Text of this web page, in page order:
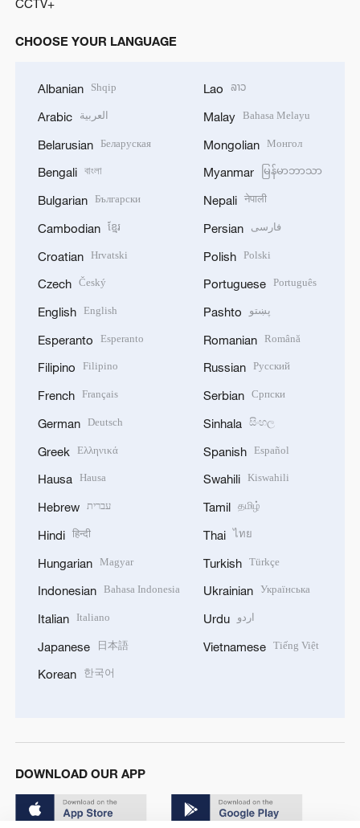
CCTV+
CHOOSE YOUR LANGUAGE
Albanian Shqip
Arabic العربية
Belarusian Беларуская
Bengali বাংলা
Bulgarian Български
Cambodian ខ្មែរ
Croatian Hrvatski
Czech Český
English English
Esperanto Esperanto
Filipino Filipino
French Français
German Deutsch
Greek Ελληνικά
Hausa Hausa
Hebrew עברית
Hindi हिन्दी
Hungarian Magyar
Indonesian Bahasa Indonesia
Italian Italiano
Japanese 日本語
Korean 한국어
Lao ລາວ
Malay Bahasa Melayu
Mongolian Монгол
Myanmar မြန်မာဘာသာ
Nepali नेपाली
Persian فارسی
Polish Polski
Portuguese Português
Pashto پښتو
Romanian Română
Russian Русский
Serbian Српски
Sinhala සිංහල
Spanish Español
Swahili Kiswahili
Tamil தமிழ்
Thai ไทย
Turkish Türkçe
Ukrainian Українська
Urdu اردو
Vietnamese Tiếng Việt
DOWNLOAD OUR APP